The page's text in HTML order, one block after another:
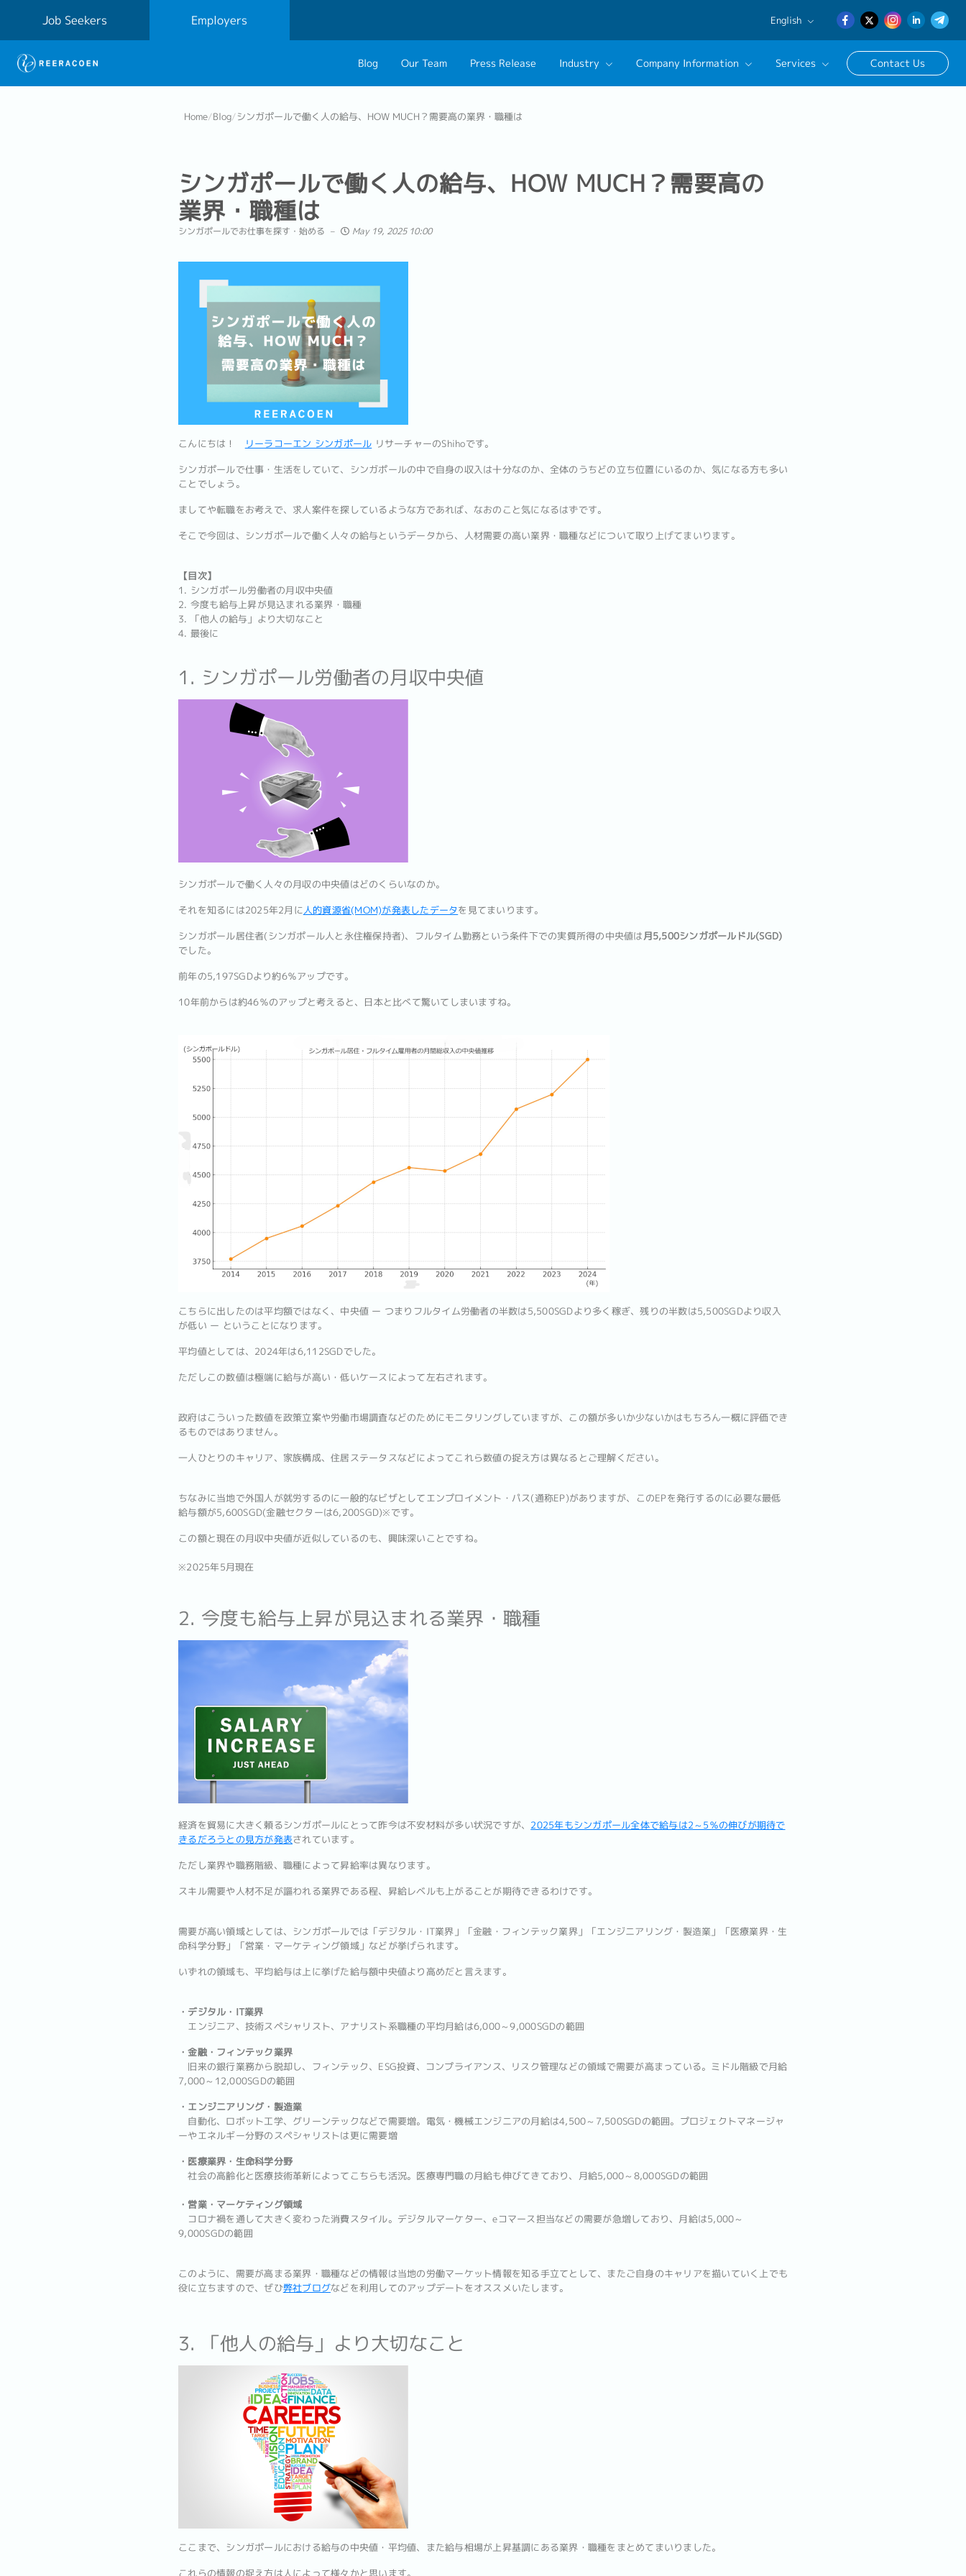
Job Seekers Employers English
English
日本語
Blog Our Team Press Release Industry
Banking & Finance
Company Information
Contact Our Recruitment Advisor
Services
Business Support
Executive Search Service
Contact Us
Home/Blog/シンガポールで働く人の給与、HOW MUCH？需要高の業界・職種は
シンガポールで働く人の給与、HOW MUCH？需要高の
業界・職種は
シンガポールでお仕事を探す・始める May 19, 2025 10:00
こんにちは！ リーラコーエン シンガポール リサーチャーのShihoです。
シンガポールで仕事・生活をしていて、シンガポールの中で自身の収入は十分なのか、全体のうちどの立ち位置にいるのか、気になる方も多い
ことでしょう。
ましてや転職をお考えで、求人案件を探しているような方であれば、なおのこと気になるはずです。
そこで今回は、シンガポールで働く人々の給与というデータから、人材需要の高い業界・職種などについて取り上げてまいります。
【目次】
1. シンガポール労働者の月収中央値
2. 今度も給与上昇が見込まれる業界・職種
3. 「他人の給与」より大切なこと
4. 最後に
1. シンガポール労働者の月収中央値
シンガポールで働く人々の月収の中央値はどのくらいなのか。
それを知るには2025年2月に人的資源省(MOM)が発表したデータを見てまいります。
シンガポール居住者(シンガポール人と永住権保持者)、フルタイム勤務という条件下での実質所得の中央値は月5,500シンガポールドル(SGD)
でした。
前年の5,197SGDより約6％アップです。
10年前からは約46％のアップと考えると、日本と比べて驚いてしまいますね。
こちらに出したのは平均額ではなく、中央値 ー つまりフルタイム労働者の半数は5,500SGDより多く稼ぎ、残りの半数は5,500SGDより収入
が低い ー ということになります。
平均値としては、2024年は6,112SGDでした。
ただしこの数値は極端に給与が高い・低いケースによって左右されます。
政府はこういった数値を政策立案や労働市場調査などのためにモニタリングしていますが、この額が多いか少ないかはもちろん一概に評価でき
るものではありません。
一人ひとりのキャリア、家族構成、住居ステータスなどによってこれら数値の捉え方は異なるとご理解ください。
ちなみに当地で外国人が就労するのに一般的なビザとしてエンプロイメント・パス(通称EP)がありますが、このEPを発行するのに必要な最低
給与額が5,600SGD(金融セクターは6,200SGD)※です。
この額と現在の月収中央値が近似しているのも、興味深いことですね。
※2025年5月現在
2. 今度も給与上昇が見込まれる業界・職種
経済を貿易に大きく頼るシンガポールにとって昨今は不安材料が多い状況ですが、 2025年もシンガポール全体で給与は2～5％の伸びが期待で
きるだろうとの見方が発表されています。
ただし業界や職務階級、職種によって昇給率は異なります。
スキル需要や人材不足が謳われる業界である程、昇給レベルも上がることが期待できるわけです。
需要が高い領域としては、シンガポールでは「デジタル・IT業界」「金融・フィンテック業界」「エンジニアリング・製造業」「医療業界・生
命科学分野」「営業・マーケティング領域」などが挙げられます。
いずれの領域も、平均給与は上に挙げた給与額中央値より高めだと言えます。
・デジタル・IT業界
エンジニア、技術スペシャリスト、アナリスト系職種の平均月給は6,000～9,000SGDの範囲
・金融・フィンテック業界
旧来の銀行業務から脱却し、フィンテック、ESG投資、コンプライアンス、リスク管理などの領域で需要が高まっている。ミドル階級で月給
7,000～12,000SGDの範囲
・エンジニアリング・製造業
自動化、ロボット工学、グリーンテックなどで需要増。電気・機械エンジニアの月給は4,500～7,500SGDの範囲。プロジェクトマネージャ
ーやエネルギー分野のスペシャリストは更に需要増
・医療業界・生命科学分野
社会の高齢化と医療技術革新によってこちらも活況。医療専門職の月給も伸びてきており、月給5,000～8,000SGDの範囲
・営業・マーケティング領域
コロナ禍を通して大きく変わった消費スタイル。デジタルマーケター、eコマース担当などの需要が急増しており、月給は5,000～
9,000SGDの範囲
このように、需要が高まる業界・職種などの情報は当地の労働マーケット情報を知る手立てとして、またご自身のキャリアを描いていく上でも
役に立ちますので、ぜひ弊社ブログなどを利用してのアップデートをオススメいたします。
3. 「他人の給与」より大切なこと
ここまで、シンガポールにおける給与の中央値・平均値、また給与相場が上昇基調にある業界・職種をまとめてまいりました。
これらの情報の捉え方は人によって様々かと思います。